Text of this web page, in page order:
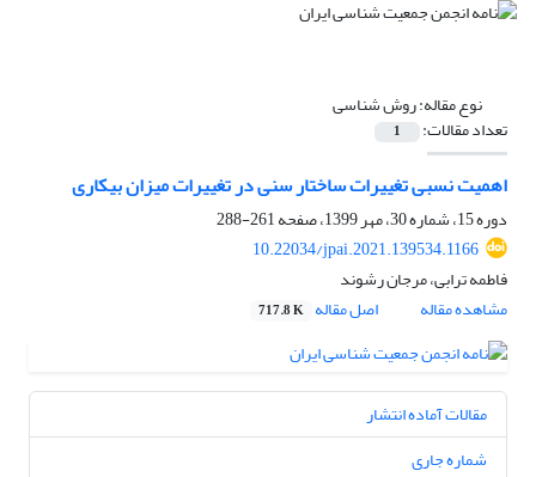
نوع مقاله:روش شناسی
تعداد مقالات: 1
اهمیت نسبی تغییرات ساختار سنی در تغییرات میزان بیکاری
دوره 15، شماره 30، مهر 1399، صفحه
261-288
10.22034/jpai.2021.139534.1166
فاطمه ترابی، مرجان رشوند
مشاهده مقاله
اصل مقاله 717.8 K
مقالات آماده انتشار
شماره جاری